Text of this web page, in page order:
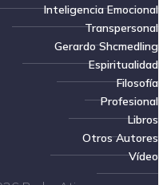
Inteligencia Emocional
Transpersonal
Gerardo Shcmedling
Espiritualidad
Filosofía
Profesional
Libros
Otros Autores
Vídeo